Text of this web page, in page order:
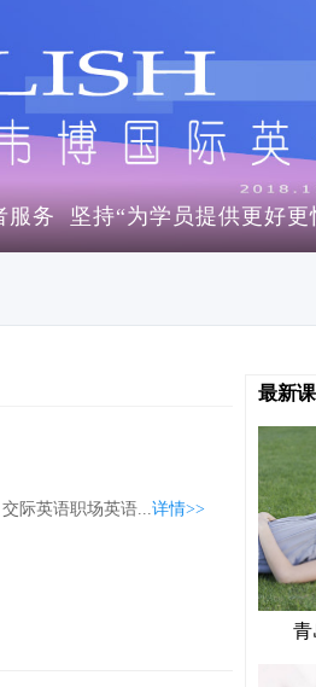
服务 坚持“为学员提供更好
际英语职场英语...详情>>
最新
青